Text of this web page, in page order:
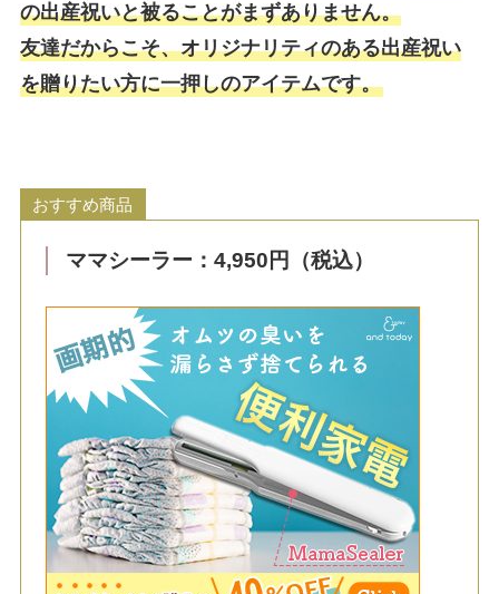
の出産祝いと被ることがまずありません。
友達だからこそ、オリジナリティのある出産祝い
を贈りたい方に一押しのアイテムです。
おすすめ商品
ママシーラー：4,950円（税込）